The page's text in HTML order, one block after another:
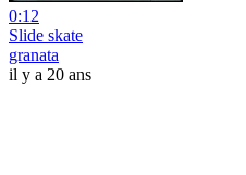
0:12
Slide skate
granata
il y a 20 ans